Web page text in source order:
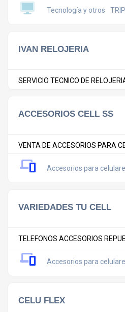
Tecnología y otros
IVAN RELOJERIA
SERVICIO TECNICO DE
ACCESORIOS CELL SS
VENTA DE ACCESORIOS PARA
Accesorios para
VARIEDADES TU CELL
TELEFONOS ACCESORIOS
Accesorios para
CELU FLEX